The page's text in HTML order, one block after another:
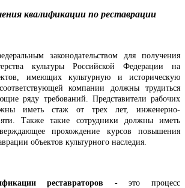
квалификации по реставрации
законодательством для получения
культуры Российской Федерации на
имеющих культурную и историческую
компании должны трудиться
ряду требований. Представители рабочих
иметь стаж от трех лет, инженерно-
Также такие сотрудники должны иметь
прохождение курсов повышения
объектов культурного наследия.
реставраторов - это процесс